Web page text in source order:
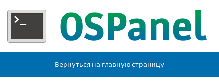
Вернуться на главную страницу